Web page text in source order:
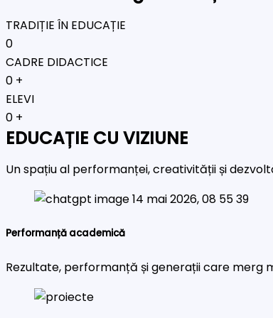
TRADIȚIE ÎN EDUCAȚIE
0
CADRE DIDACTICE
0 +
ELEVI
0 +
EDUCAȚIE CU VIZIUNE
Un spațiu al performanței, creativității și
Performanță academică
Rezultate, performanță și generații care merg